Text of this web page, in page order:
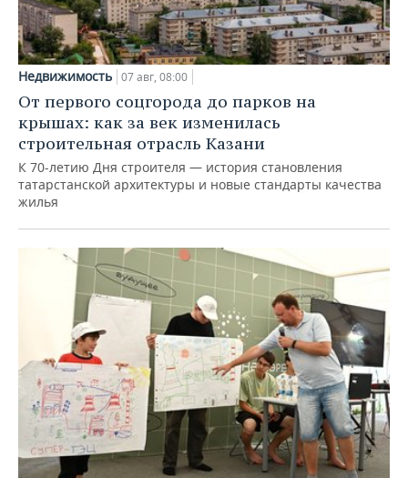
Недвижимость 07 авг, 08:00
От первого соцгорода до парков на
крышах: как за век изменилась
строительная отрасль Казани
К 70-летию Дня строителя — история становления
татарстанской архитектуры и новые стандарты качества
жилья